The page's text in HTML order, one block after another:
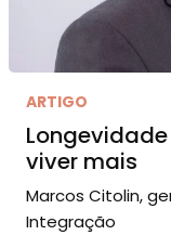
ARTIGO
viver mais
Marcos Citolin,
Integração